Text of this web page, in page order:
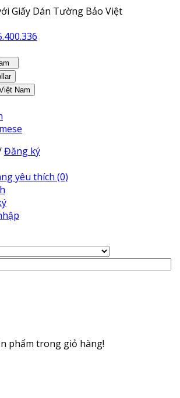
Giấy Dán Tường Bảo Việt
Nam
Đăng ký
yêu thích (0)
phẩm trong giỏ hàng!